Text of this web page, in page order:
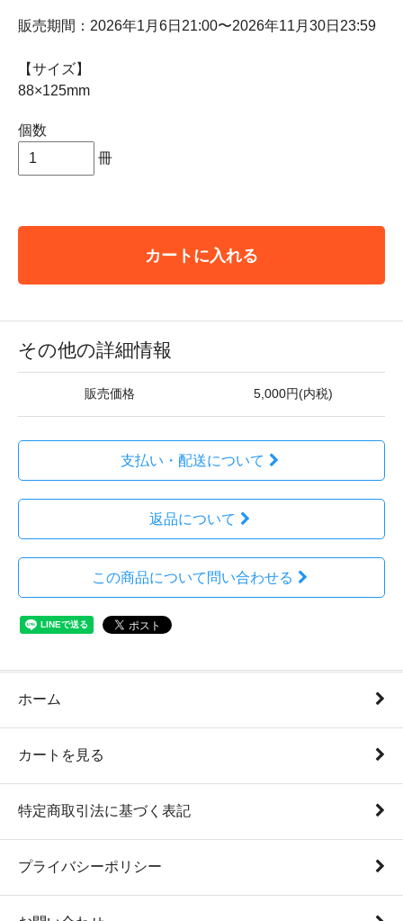
販売期間：2026年1月6日21:00〜2026年11月30日23:59
【サイズ】
88×125mm
個数
冊
カートに入れる
その他の詳細情報
販売価格 5,000円(内税)
支払い・配送について
返品について
この商品について問い合わせる
ホーム
カートを見る
特定商取引法に基づく表記
プライバシーポリシー